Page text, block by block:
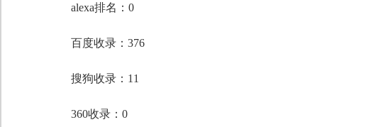
alexa排名：0
百度收录：376
搜狗收录：11
360收录：0